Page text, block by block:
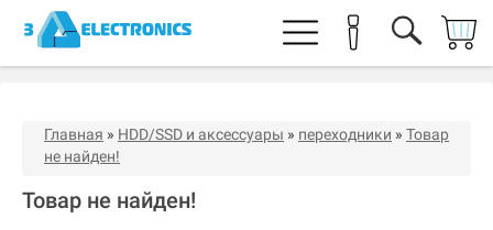
Главная » HDD/SSD и аксессуары » переходники » Товар
не найден!
Товар не найден!